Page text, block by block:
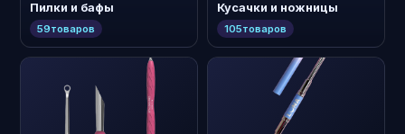
Пилки и бафы
59товаров
Кусачки и ножницы
105товаров